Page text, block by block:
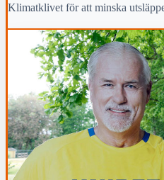
Klimatklivet för att minska
Sverige.